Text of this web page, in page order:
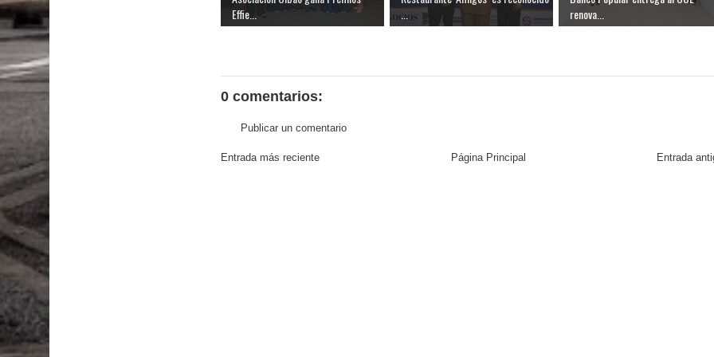
Effie...
...
renova...
0 comentarios:
Publicar un comentario
Entrada más reciente Entrada
Página Principal